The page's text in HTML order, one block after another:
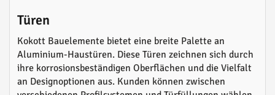
Türen
Kokott Bauelemente bietet eine breite Palette an
Aluminium-Haustüren. Diese Türen zeichnen sich durch
ihre korrosionsbeständigen Oberflächen und die Vielfalt
an Designoptionen aus. Kunden können zwischen